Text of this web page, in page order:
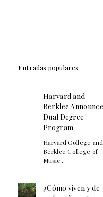
Entradas populares
Harvard and
Berklee Announce
Dual Degree
Program
Harvard College and
Berklee College of
Music...
¿Cómo viven y de